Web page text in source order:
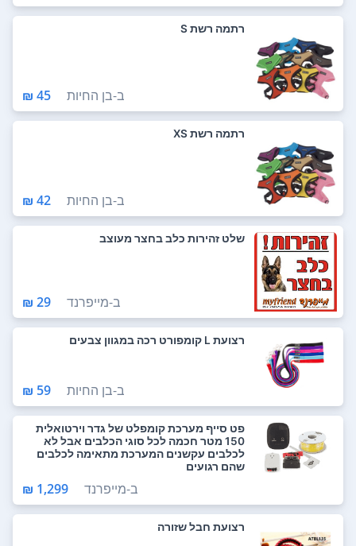
רתמה רשת S
ב-בן החיות 45 ₪
רתמה רשת XS
ב-בן החיות 42 ₪
שלט זהירות כלב בחצר מעוצב
ב-מייפרנד 29 ₪
רצועת L קומפורט רכה במגוון צבעים
ב-בן החיות 59 ₪
פט סייף מערכת קומפלט של גדר וירטואלית
150 מטר חכמה לכל סוגי הכלבים אבל לא
לכלבים עקשנים המערכת מתאימה לכלבים
שהם רגועים
ב-מייפרנד 1,299 ₪
רצועת חבל שזורה